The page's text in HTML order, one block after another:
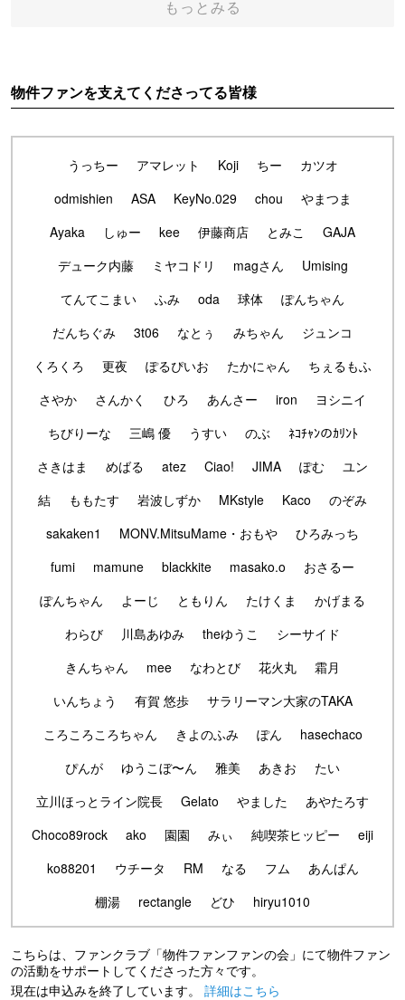
もっとみる
物件ファンを支えてくださってる皆様
うっちー アマレット Koji ちー
カツオ
odmishien
ASA KeyNo.029 chou
やまつま
Ayaka
しゅー kee 伊藤商店 とみこ
GAJA
デューク内藤
ミヤコドリ magさん
Umising
てんてこまい
ふみ oda 球体
ぽんちゃん
だんちぐみ
3t06 なとぅ みちゃん
ジュンコ
くろくろ
更夜 ぽるぴいお たかにゃん
ちぇるもふ
さやか
さんかく ひろ あんさー iron
ヨシニイ
ちびりーな
三嶋 優 うすい のぶ
ﾈｺﾁｬﾝのｶﾘﾝﾄ
さきはま
めばる atez Ciao! JIMA ぽむ
ユン
結
ももたす 岩波しずか MKstyle Kaco
のぞみ
sakaken1
MONV.MitsuMame・おもや
ひろみっち
fumi
mamune blackkite masako.o
おさるー
ぽんちゃん
よーじ ともりん たけくま
かげまる
わらび
川島あゆみ theゆうこ
シーサイド
きんちゃん
mee なわとび 花火丸
霜月
いんちょう
有賀 悠歩
サラリーマン大家のTAKA
ころころころちゃん
きよのふみ ぽん
hasechaco
ぴんが
ゆうこぼ〜ん 雅美 あきお
たい
立川ほっとライン院長
Gelato やました
あやたろす
Choco89rock
ako 園園 みぃ 純喫茶ヒッピー
eiji
ko88201
ウチータ RM なる フム
あんぱん
棚湯
rectangle どひ hiryu1010
こちらは、ファンクラブ「物件ファンファンの会」にて物件ファン
の活動をサポートしてくださった方々です。
現在は申込みを終了しています。 詳細はこちら